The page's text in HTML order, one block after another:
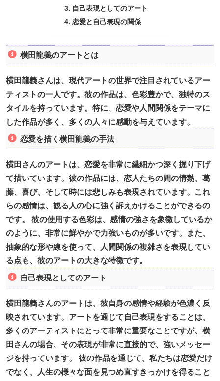
自己表現としてのアート
恋愛と自己表現の関係
横田龍義のアートとは
横田龍義さんは、現代アートの世界で注目されているアー
ティストの一人です。彼の作品は、色彩豊かで、独特のス
タイルを持っています。特に、恋愛や人間関係をテーマに
した作品が多く、多くの人々に感動を与えています。
恋愛を描く横田龍義の手法
横田さんのアートは、恋愛を非常に繊細かつ深く掘り下げ
て描いています。彼の作品には、恋人たちの間の情熱、葛
藤、喜び、そして時には悲しみも表現されています。これ
らの感情は、観る人の心に強く訴えかけることができるの
です。 彼の使用する色彩は、感情の強さを象徴しているか
のように、非常に鮮やかで力強いものが多いです。また、
抽象的な形や線を使って、人間関係の複雑さを表現してい
る点も、彼のアートの大きな特徴です。
自己表現としてのアート
横田龍義さんのアートは、彼自身の感情や経験が色濃く反
映されています。アートを通じて自己表現をすることは、
多くのアーティストにとって非常に重要なことですが、横
田さんの場合、その表現が非常に直接的で、強いメッセー
ジを持っています。 彼の作品を通じて、私たちは恋愛だけ
でなく、人生の様々な面を見つめ直すきっかけを得ること